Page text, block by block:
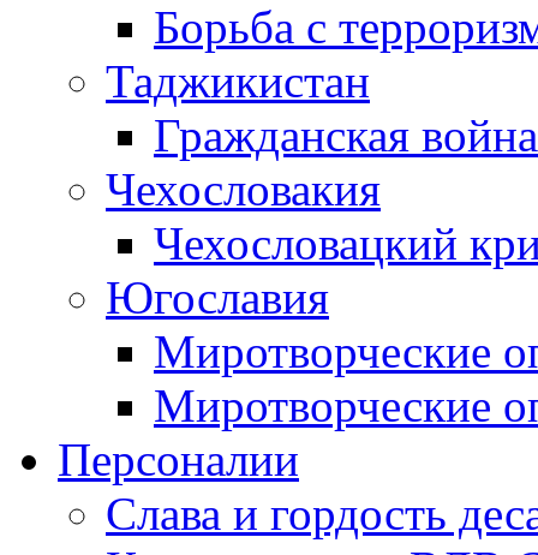
Борьба с
Таджикистан
Гражданская
Чехословакия
Чехословацкий
Югославия
Миротворческие
Миротворческие
Персоналии
Слава и гордость